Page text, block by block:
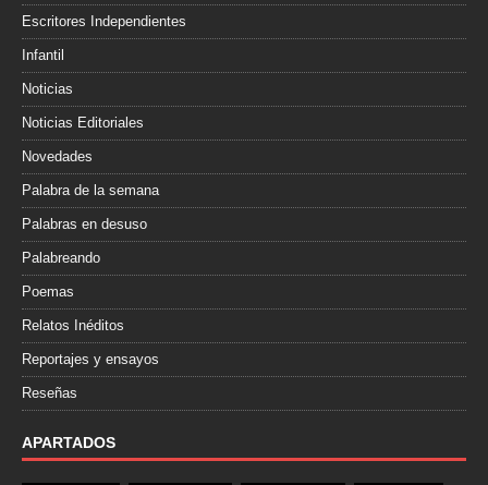
Escritores Independientes
Infantil
Noticias
Noticias Editoriales
Novedades
Palabra de la semana
Palabras en desuso
Palabreando
Poemas
Relatos Inéditos
Reportajes y ensayos
Reseñas
APARTADOS